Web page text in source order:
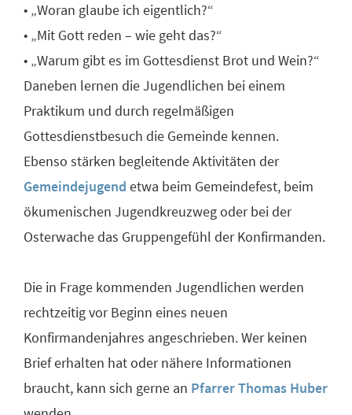
• „Woran glaube ich eigentlich?“
• „Mit Gott reden – wie geht das?“
• „Warum gibt es im Gottesdienst Brot und Wein?“
Daneben lernen die Jugendlichen bei einem
Praktikum und durch regelmäßigen
Gottesdienstbesuch die Gemeinde kennen.
Ebenso stärken begleitende Aktivitäten der
Gemeindejugend etwa beim Gemeindefest, beim
ökumenischen Jugendkreuzweg oder bei der
Osterwache das Gruppengefühl der Konfirmanden.
Die in Frage kommenden Jugendlichen werden
rechtzeitig vor Beginn eines neuen
Konfirmandenjahres angeschrieben. Wer keinen
Brief erhalten hat oder nähere Informationen
braucht, kann sich gerne an Pfarrer Thomas Huber